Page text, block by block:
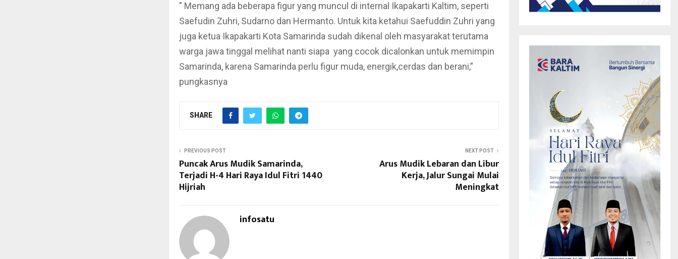
” Memang ada beberapa figur yang muncul di internal Ikapakarti Kaltim, seperti
Saefudin Zuhri, Sudarno dan Hermanto. Untuk kita ketahui Saefuddin Zuhri yang
juga ketua Ikapakarti Kota Samarinda sudah dikenal oleh masyarakat terutama
warga jawa tinggal melihat nanti siapa yang cocok dicalonkan untuk memimpin
Samarinda, karena Samarinda perlu figur muda, energik,cerdas dan berani,”
pungkasnya
SHARE
PREVIOUS POST
Puncak Arus Mudik Samarinda,
Terjadi H-4 Hari Raya Idul Fitri 1440
Hijriah
NEXT POST
Arus Mudik Lebaran dan Libur
Kerja, Jalur Sungai Mulai
Meningkat
infosatu